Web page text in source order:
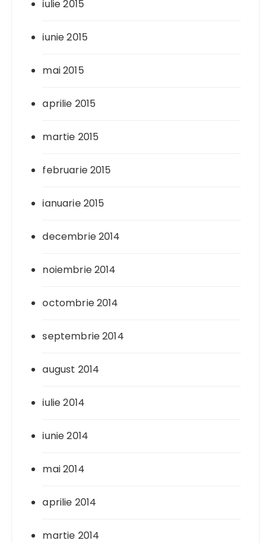
iulie 2015
iunie 2015
mai 2015
aprilie 2015
martie 2015
februarie 2015
ianuarie 2015
decembrie 2014
noiembrie 2014
octombrie 2014
septembrie 2014
august 2014
iulie 2014
iunie 2014
mai 2014
aprilie 2014
martie 2014